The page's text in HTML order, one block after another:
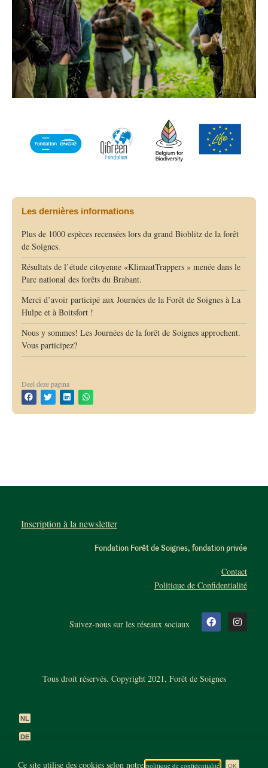
Les dernières informations
Plus de 1000 espèces recensées lors du grand Bioblitz de la forêt
de Soignes.
Résultats de l’étude citoyenne «KlimaatTrappers » menée dans le
Parc national des forêts du Brabant.
Merci d’avoir participé aux Journées de la Forêt de Soignes à La
Hulpe et à Boitsfort !
Nous y sommes! Les Journées de la forêt de Soignes approchent.
Vous participez?
Deel deze pagina
Inscription à la newsletter
Fondation Forêt de Soignes, fondation privée
Contact
Politique de Confidentialité
Suivez-nous sur les réseaux sociaux
Tous droit réservés. Copyright 2021, Forêt de Soignes
NL
DE
Ce site utilise des cookies selon notrepolitique de confidentialité OK